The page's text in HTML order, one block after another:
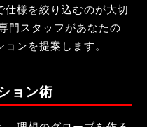
仕様を絞り込むのが大切
門スタッフがあなたの
ンを提案します。
ョン術